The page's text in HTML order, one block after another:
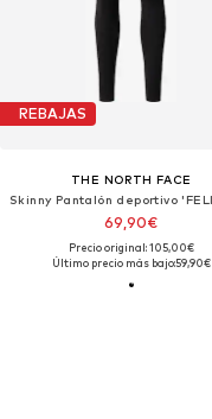
REBAJAS
THE NORTH FACE
69,90€
Precio original: 105,00€
Último precio más bajo:59,90€